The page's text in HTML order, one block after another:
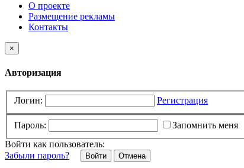
О проекте
Размещение рекламы
Контакты
×
Авторизация
Логин: Регистрация
Пароль:
Запомнить меня
Войти как пользователь:
Забыли пароль?
Отмена